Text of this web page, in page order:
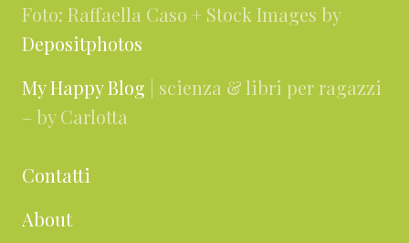
Foto: Raffaella Caso + Stock Images by
Depositphotos
My Happy Blog | scienza & libri per ragazzi
– by Carlotta
Contatti
About